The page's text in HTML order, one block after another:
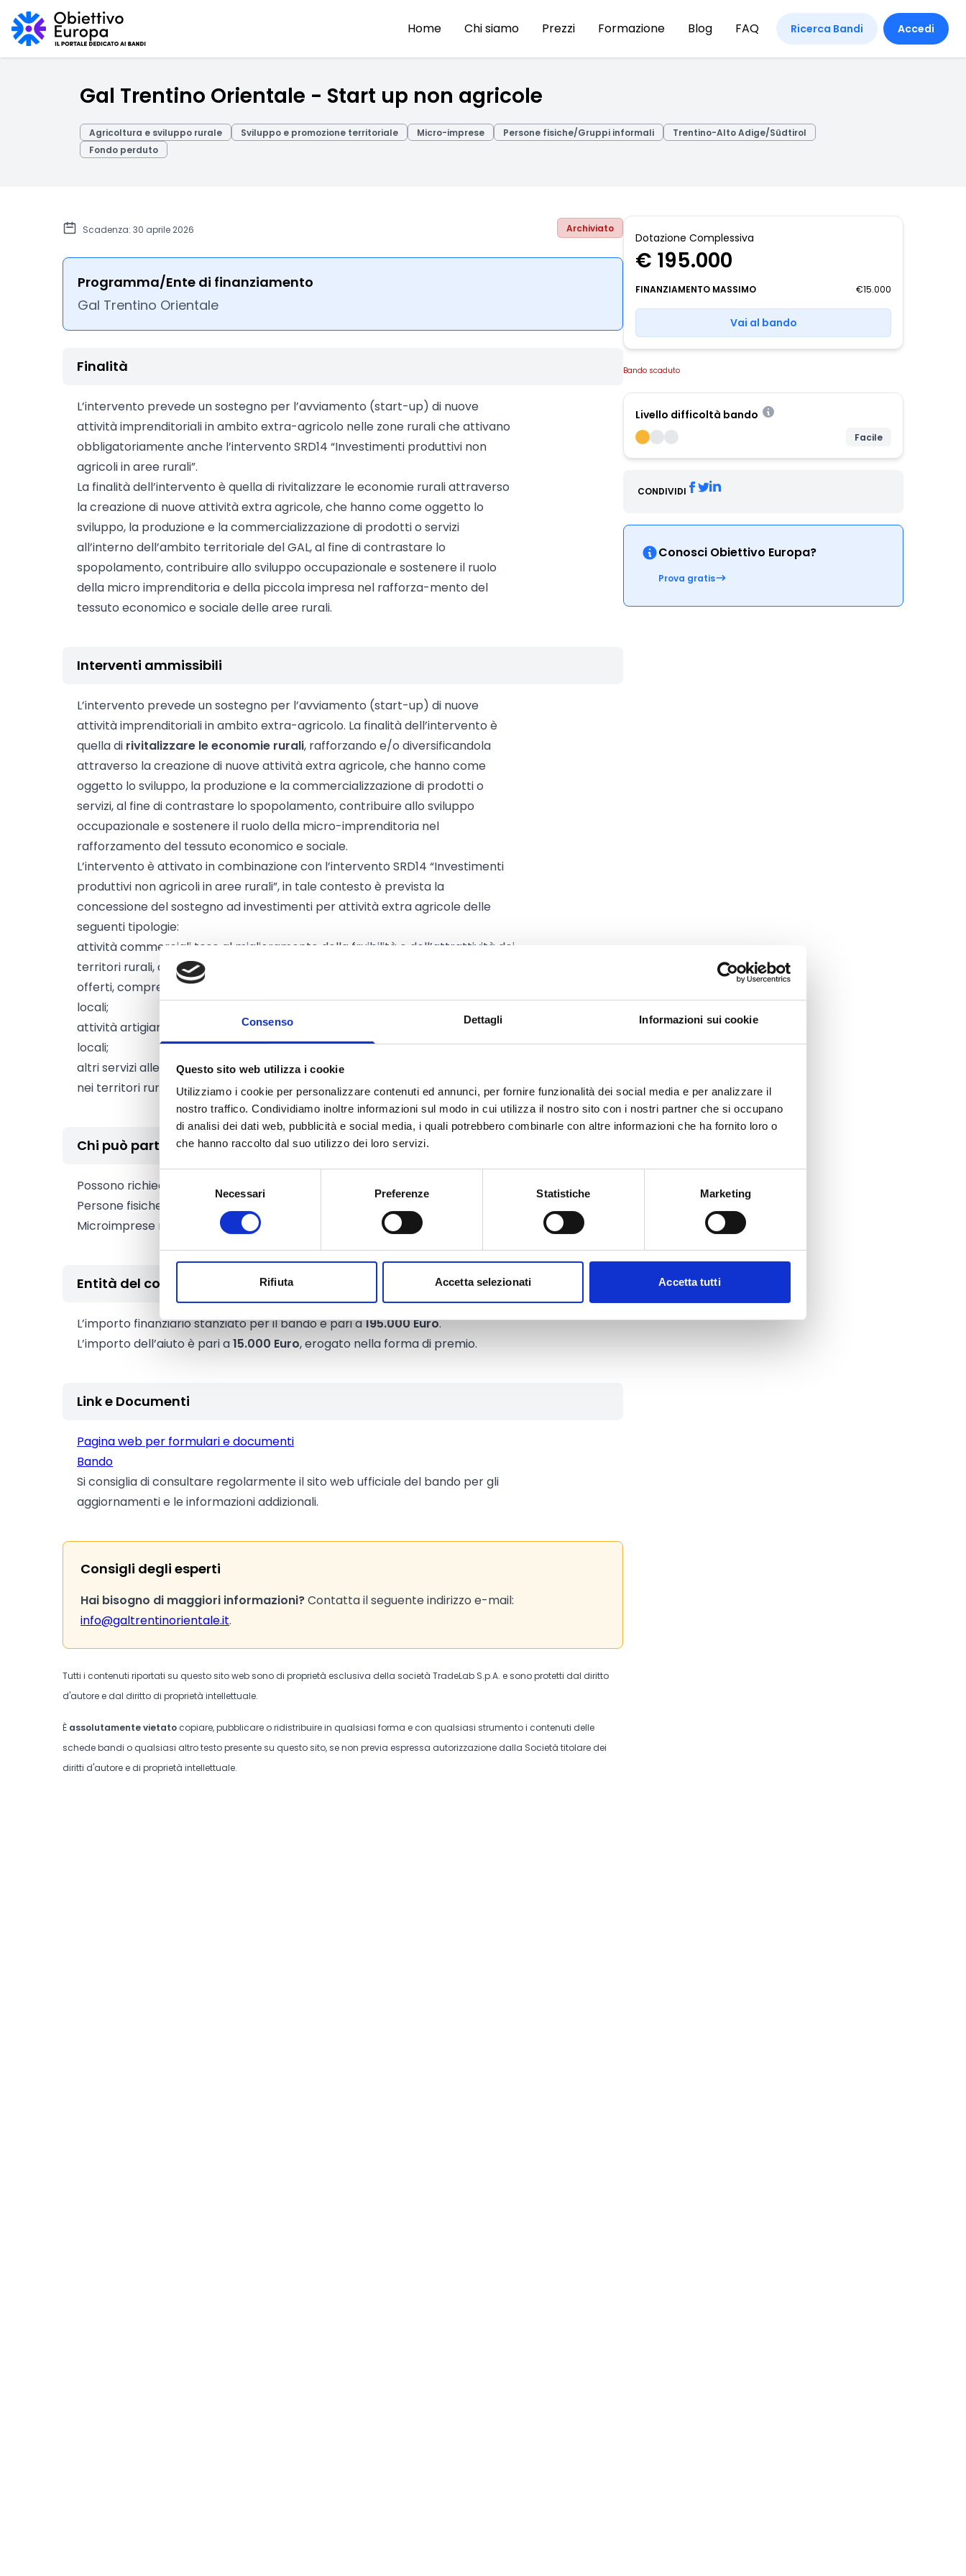
Consenso Dettagli Informazioni sui cookie
Questo sito web utilizza i cookie
Utilizziamo i cookie per personalizzare contenuti ed annunci, per fornire funzionalità dei social media e per analizzare il
nostro traffico. Condividiamo inoltre informazioni sul modo in cui utilizza il nostro sito con i nostri partner che si occupano
di analisi dei dati web, pubblicità e social media, i quali potrebbero combinarle con altre informazioni che ha fornito loro o
che hanno raccolto dal suo utilizzo dei loro servizi.
consenso
Necessari Preferenze Statistiche Marketing
Rifiuta Accetta selezionati Accetta tutti
Home Chi siamo Prezzi Formazione Blog FAQ Ricerca Bandi Accedi
Gal Trentino Orientale - Start up non agricole
Agricoltura e sviluppo rurale Sviluppo e promozione territoriale Micro-imprese Persone fisiche/Gruppi informali
Trentino-Alto Adige/Südtirol
Fondo perduto
Scadenza: 30 aprile 2026 Archiviato
Programma/Ente di finanziamento
Gal Trentino Orientale
Finalità
L’intervento prevede un sostegno per l’avviamento (start-up) di nuove
attività imprenditoriali in ambito extra-agricolo nelle zone rurali che attivano
obbligatoriamente anche l’intervento SRD14 “Investimenti produttivi non
agricoli in aree rurali”.
La finalità dell’intervento è quella di rivitalizzare le economie rurali attraverso
la creazione di nuove attività extra agricole, che hanno come oggetto lo
sviluppo, la produzione e la commercializzazione di prodotti o servizi
all’interno dell’ambito territoriale del GAL, al fine di contrastare lo
spopolamento, contribuire allo sviluppo occupazionale e sostenere il ruolo
della micro imprenditoria e della piccola impresa nel rafforza-mento del
tessuto economico e sociale delle aree rurali.
Interventi ammissibili
L’intervento prevede un sostegno per l’avviamento (start-up) di nuove
attività imprenditoriali in ambito extra-agricolo. La finalità dell’intervento è
quella di rivitalizzare le economie rurali, rafforzando e/o diversificandola
attraverso la creazione di nuove attività extra agricole, che hanno come
oggetto lo sviluppo, la produzione e la commercializzazione di prodotti o
servizi, al fine di contrastare lo spopolamento, contribuire allo sviluppo
occupazionale e sostenere il ruolo della micro-imprenditoria nel
rafforzamento del tessuto economico e sociale.
L’intervento è attivato in combinazione con l’intervento SRD14 “Investimenti
produttivi non agricoli in aree rurali”, in tale contesto è prevista la
concessione del sostegno ad investimenti per attività extra agricole delle
seguenti tipologie:
attività commerciali tese al miglioramento della fruibilità e dell’attrattività dei
territori rurali, anche mediante l’ampliamento della gamma dei servizi turistici
offerti, compresa l’ospitalità diffusa, la ristorazione e la vendita di prodotti
locali;
attività artigianali finalizzate alla valorizzazione dei territori e delle tipicità
locali;
altri servizi alle persone, strumentali al miglioramento delle condizioni di vita
nei territori rurali, e servizi alle imprese.
Chi può partecipare
Possono richiedere il contributo:
Persone fisiche che intendono creare una nuova impresa;
Microimprese neocostituite.
Entità del contributo
L’importo finanziario stanziato per il bando è pari a195.000 Euro.
L’importo dell’aiuto è pari a15.000 Euro, erogato nella forma di premio.
Link e Documenti
Pagina web per formulari e documenti
Bando
Si consiglia di consultare regolarmente il sito web ufficiale del bando per gli
aggiornamenti e le informazioni addizionali.
Consigli degli esperti
Hai bisogno di maggiori informazioni?Contatta il seguente indirizzo e-mail:
info@galtrentinorientale.it.
Tutti i contenuti riportati su questo sito web sono di proprietà esclusiva della società TradeLab S.p.A. e sono protetti dal diritto
d'autore e dal diritto di proprietà intellettuale.
È assolutamente vietato copiare, pubblicare o ridistribuire in qualsiasi forma e con qualsiasi strumento i contenuti delle
schede bandi o qualsiasi altro testo presente su questo sito, se non previa espressa autorizzazione dalla Società titolare dei
diritti d'autore e di proprietà intellettuale.
Dotazione Complessiva
€ 195.000
FINANZIAMENTO MASSIMO €15.000
Vai al bando
Bando scaduto
Livello difficoltà bando
Facile
CONDIVIDI
Conosci Obiettivo Europa?
Prova gratis